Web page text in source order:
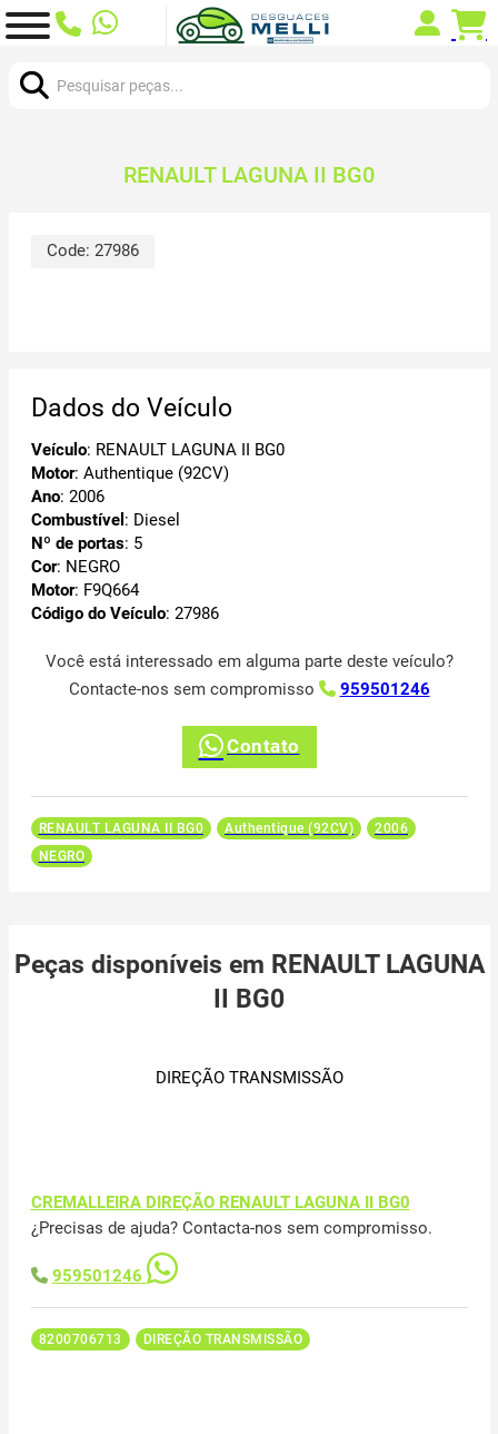
RENAULT LAGUNA II BG0
Code: 27986
Dados do Veículo
Veículo: RENAULT LAGUNA II BG0
Motor: Authentique (92CV)
Ano: 2006
Combustível : Diesel
Nº de portas: 5
Cor: NEGRO
Motor: F9Q664
Código do Veículo: 27986
Você está interessado em alguma parte deste veículo?
Contacte-nos sem compromisso
959501246
Contato
RENAULT LAGUNA II BG0 Authentique (92CV)
2006
NEGRO
Peças disponíveis em RENAULT LAGUNA
II BG0
DIREÇÃO TRANSMISSÃO
CREMALLEIRA DIREÇÃO RENAULT LAGUNA II BG0
¿Precisas de ajuda? Contacta-nos sem compromisso.
959501246
8200706713 DIREÇÃO TRANSMISSÃO